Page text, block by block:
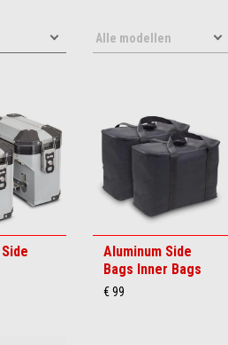
Aluminum Side
Bags Inner Bags
€ 99